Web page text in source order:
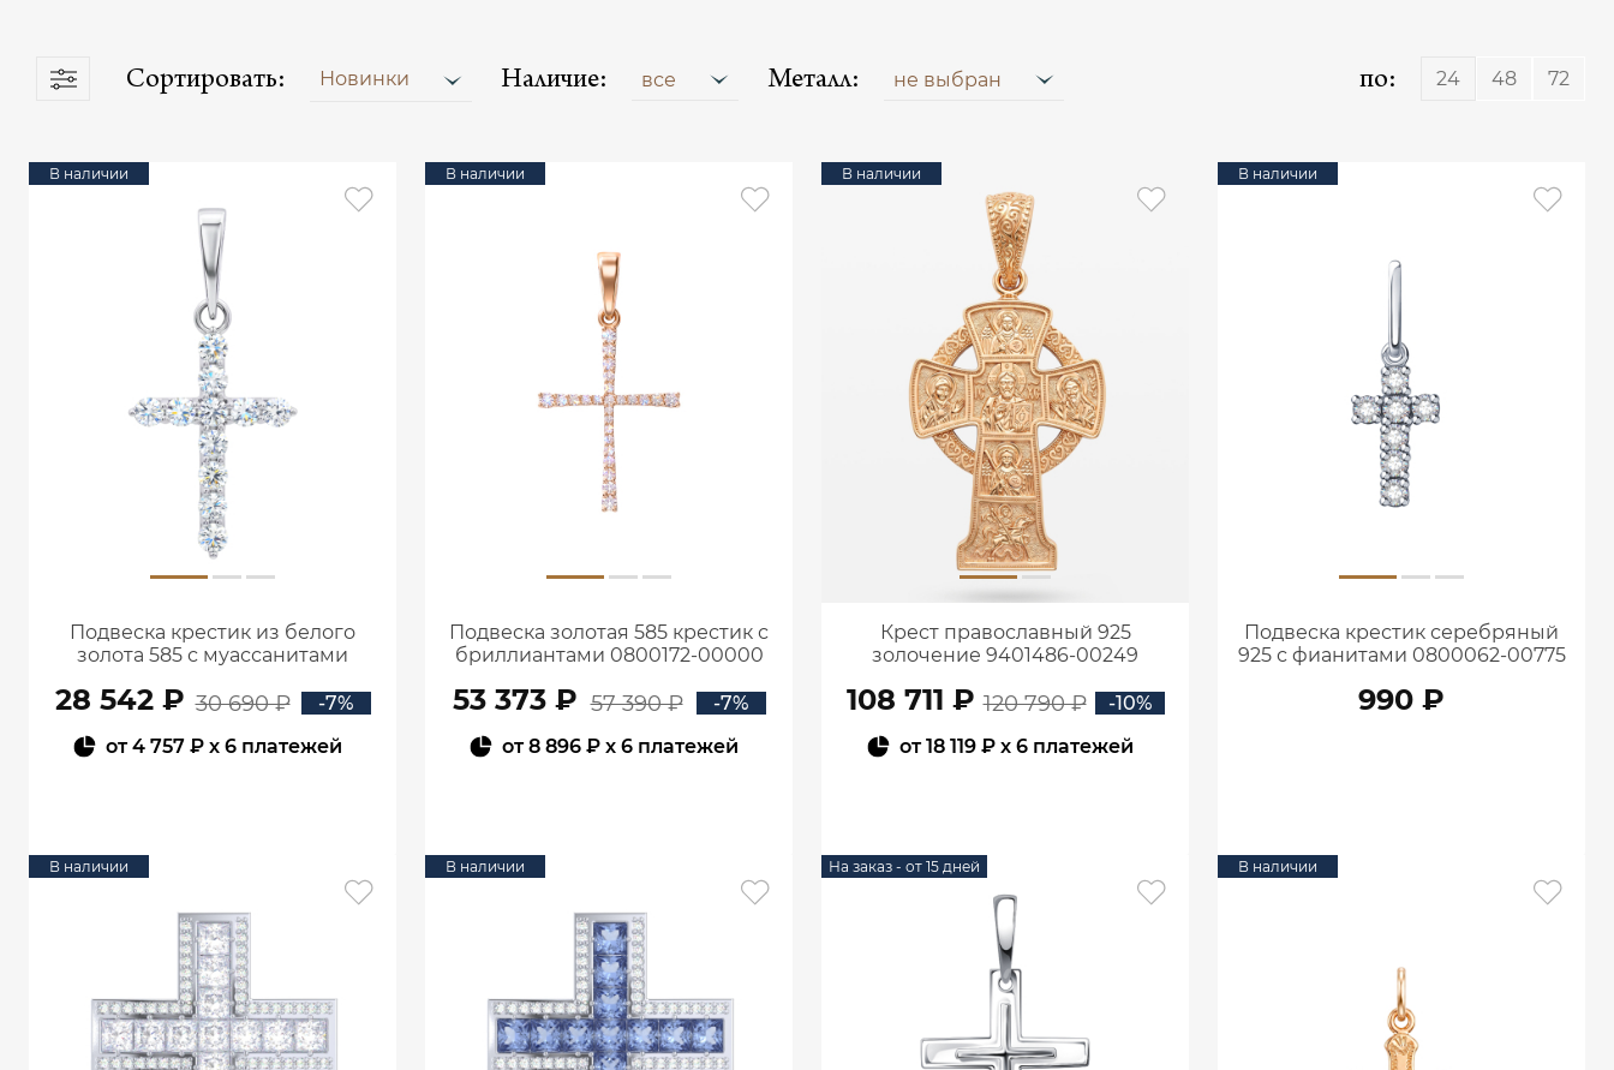
Сортировать: Новинки Наличие: все Металл: не выбран по: 24 48 72
В наличии
Подвеска крестик из белого
золота 585 с муассанитами
28 542 ₽ 30 690 ₽
-7%
от4 757 ₽ x 6 платежей
В наличии
Подвеска золотая 585 крестик с
бриллиантами 0800172-00000
53 373 ₽ 57 390 ₽
-7%
от8 896 ₽ x 6 платежей
В наличии
Крест православный 925
золочение 9401486-00249
108 711 ₽ 120 790 ₽
-10%
от18 119 ₽ x 6 платежей
В наличии
Подвеска крестик серебряный
925 с фианитами 0800062-00775
990 ₽
В наличии В наличии На заказ - от 15 дней В наличии